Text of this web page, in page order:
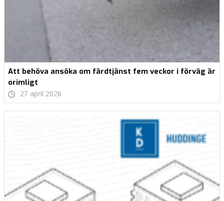
Att behöva ansöka om färdtjänst fem veckor i förväg är
orimligt
27 april 2026